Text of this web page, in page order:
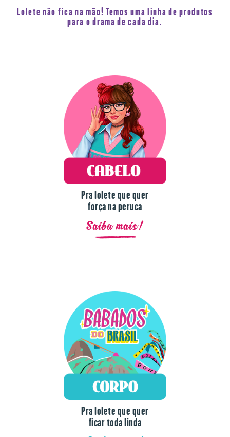
Lolete não fica na mão! Temos uma linha de produtos
para o drama de cada dia.
Pra lolete que quer
força na peruca
Saiba mais!
Pra lolete que quer
ficar toda linda